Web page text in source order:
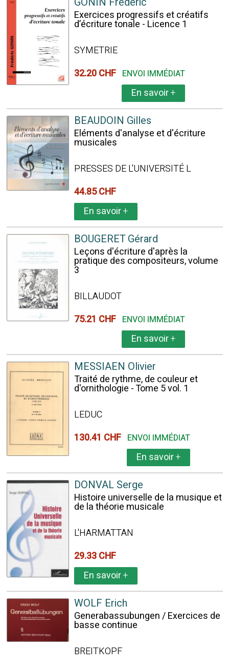
Exercices progressifs et créatifs
d’écriture tonale - Licence 1
SYMETRIE
32.20 CHF ENVOI IMMÉDIAT
En savoir+
BEAUDOIN Gilles
Eléments d'analyse et d'écriture
musicales
PRESSES DE L'UNIVERSITÉ L
44.85 CHF
En savoir+
BOUGERET Gérard
Leçons d'écriture d'après la
pratique des compositeurs, volume
3
BILLAUDOT
75.21 CHF ENVOI IMMÉDIAT
En savoir+
MESSIAEN Olivier
Traité de rythme, de couleur et
d'ornithologie - Tome 5 vol. 1
LEDUC
130.41 CHF ENVOI IMMÉDIAT
En savoir+
DONVAL Serge
Histoire universelle de la musique et
de la théorie musicale
L'HARMATTAN
29.33 CHF
En savoir+
WOLF Erich
Generabassubungen / Exercices de
basse continue
BREITKOPF